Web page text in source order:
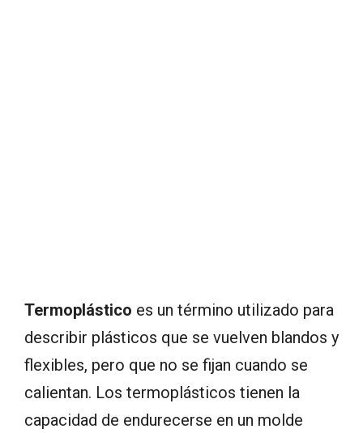
Termoplástico es un término utilizado para
describir plásticos que se vuelven blandos y
flexibles, pero que no se fijan cuando se
calientan. Los termoplásticos tienen la
capacidad de endurecerse en un molde